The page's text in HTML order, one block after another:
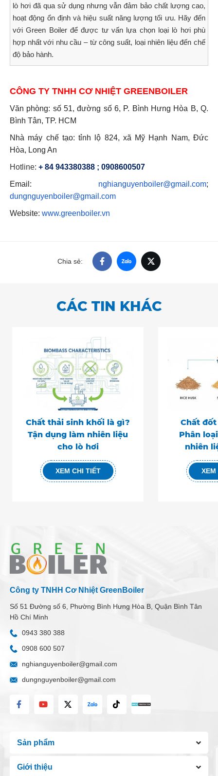
lò hơi đã qua sử dụng nhưng vẫn đảm bảo chất lượng cao,
hoạt động ổn định và hiệu suất năng lượng tối ưu. Hãy đến
với Green Boiler để được tư vấn lựa chọn loại lò hơi phù
hợp nhất với nhu cầu – từ công suất, loại nhiên liệu đến chế
độ bảo hành.
CÔNG TY TNHH CƠ NHIỆT GREENBOILER
Văn phòng: số 51, đường số 6, P. Bình Hưng Hòa B, Q.
Bình Tân, TP. HCM
Nhà máy chế tạo: tỉnh lộ 824, xã Mỹ Hạnh Nam, Đức
Hòa, Long An
Hotline: + 84 943380388 ; 0908600507
Email: nghianguyenboiler@gmail.com;
dungnguyenboiler@gmail.com
Website: www.greenboiler.vn
Chia sẻ:
CÁC TIN KHÁC
Chất thải sinh khối là gì?
Tận dụng làm nhiên liệu
cho lò hơi
XEM CHI TIẾT
Chất
Phân
nhiên
XEM
Công ty TNHH Cơ Nhiệt GreenBoiler
Số 51 Đường số 6, Phường Bình Hưng Hòa B, Quận Bình Tân
Hồ Chí Minh
0943 380 388
0908 600 507
nghianguyenboiler@gmail.com
dungnguyenboiler@gmail.com
Sản phẩm
Giới thiệu